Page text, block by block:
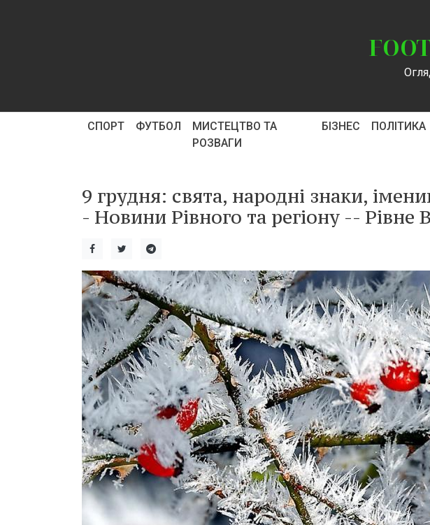
СПОРТ ФУТБОЛ
МИСТЕЦТВО ТА
РОЗВАГИ
БІЗНЕС ПОЛІТИКА
9 грудня: свята, народні знаки,
- Новини Рівного та регіону -- Рівне